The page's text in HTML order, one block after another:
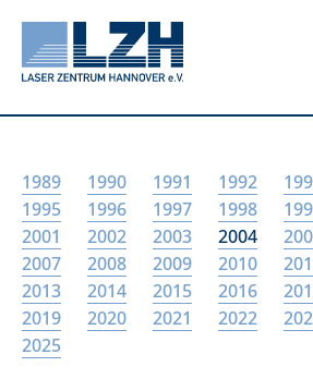
Direkt
zum
Inhalt
1989 1990 1991 1992
1995
1996 1997 1998
2001
2002 2003 2004
2007
2008 2009 2010
2013
2014 2015 2016
2019
2020 2021 2022
2025